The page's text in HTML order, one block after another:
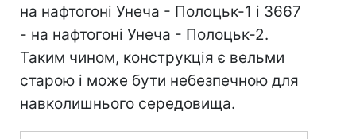
на нафтогоні Унеча - Полоцьк-1 і 3667
- на нафтогоні Унеча - Полоцьк-2.
Таким чином, конструкція є вельми
старою і може бути небезпечною для
навколишнього середовища.